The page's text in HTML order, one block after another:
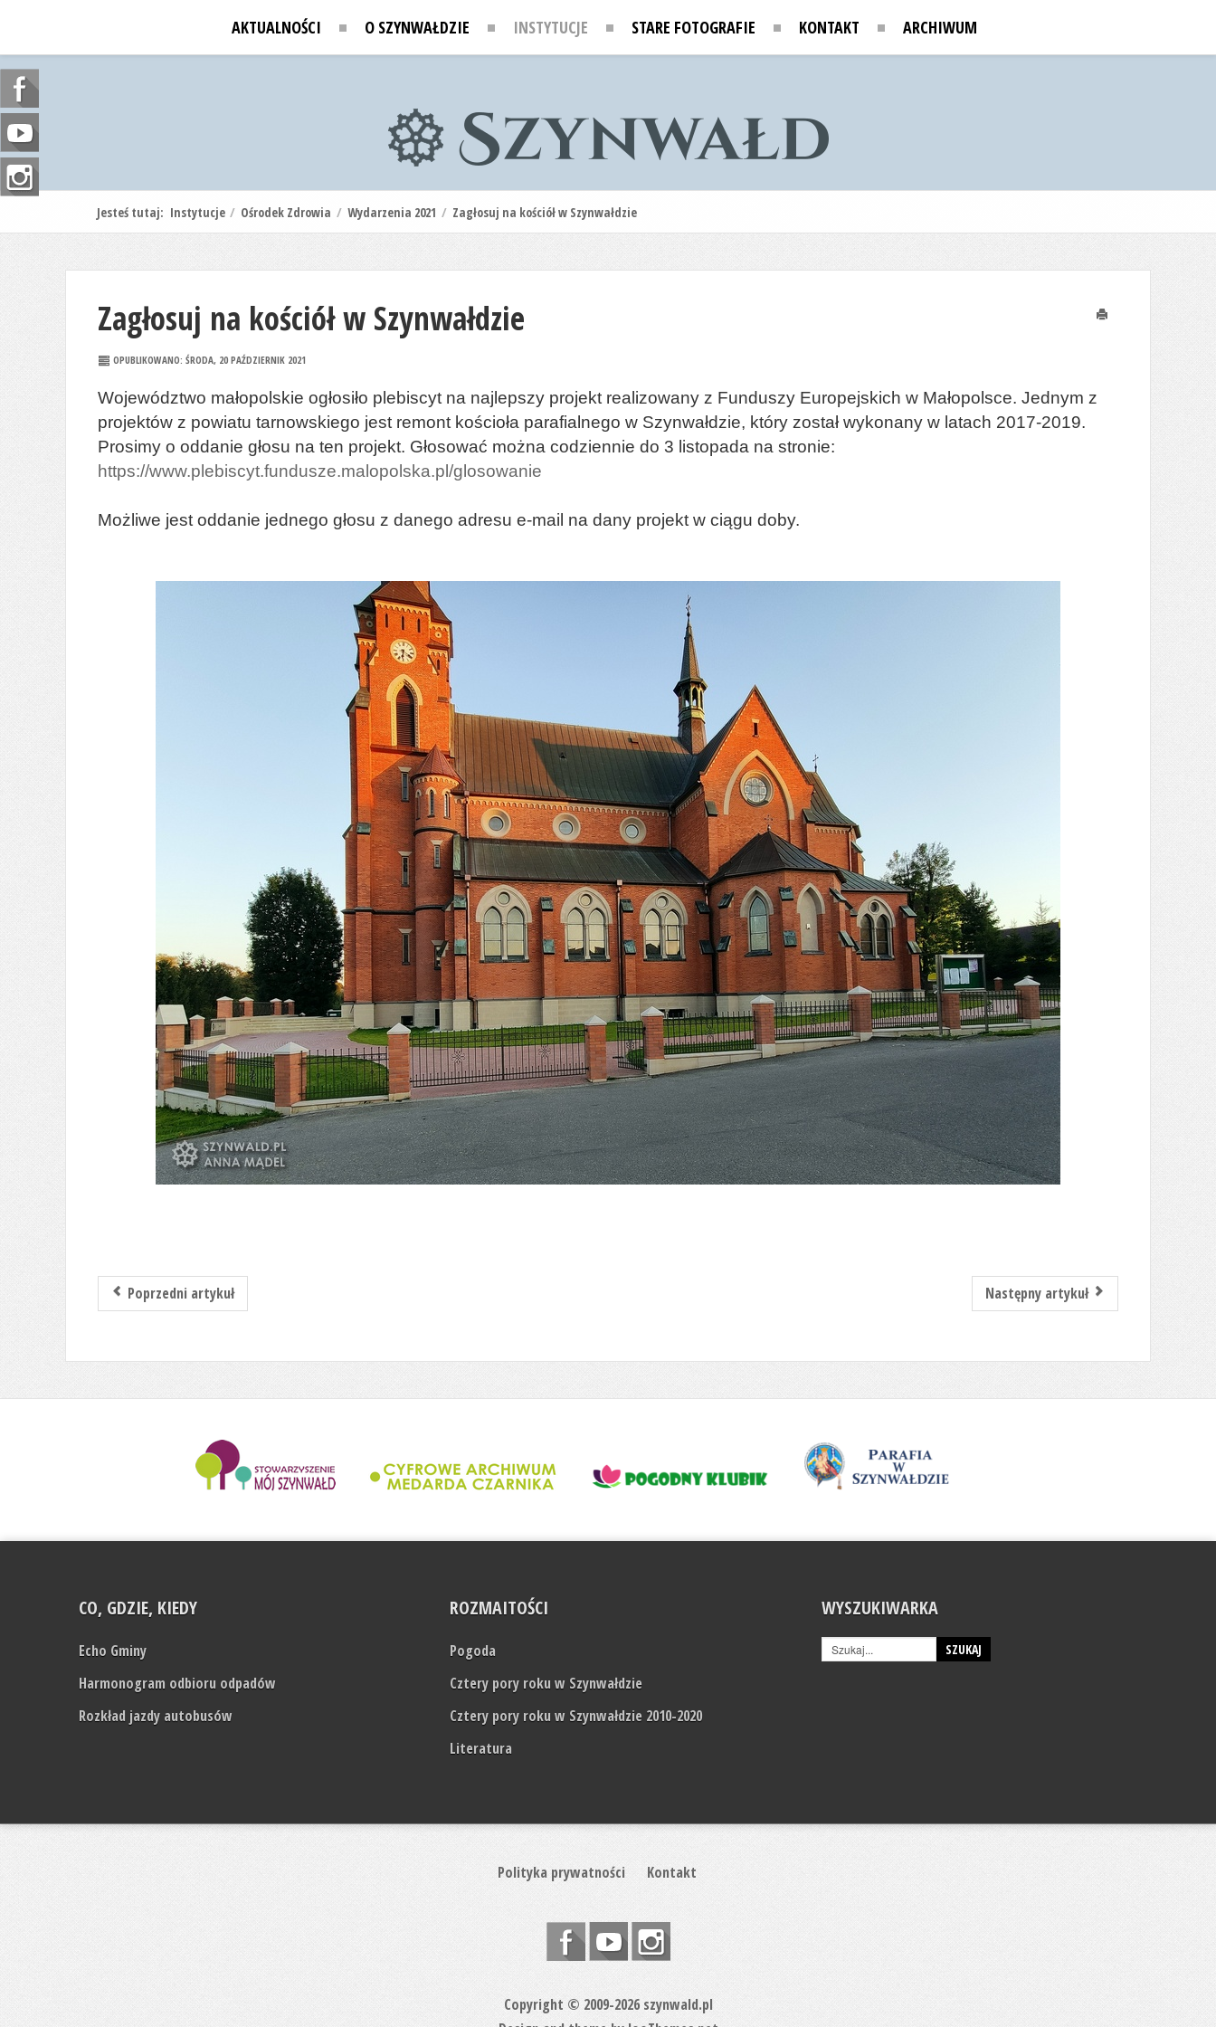
AKTUALNOŚCI O SZYNWAŁDZIE INSTYTUCJE STARE FOTOGRAFIE KONTAKT ARCHIWUM
Jesteś tutaj: Instytucje / Ośrodek Zdrowia / Wydarzenia 2021 / Zagłosuj na kościół w Szynwałdzie
Zagłosuj na kościół w Szynwałdzie
OPUBLIKOWANO: ŚRODA, 20 PAŹDZIERNIK 2021
Województwo małopolskie ogłosiło plebiscyt na najlepszy projekt realizowany z Funduszy Europejskich w Małopolsce. Jednym z
projektów z powiatu tarnowskiego jest remont kościoła parafialnego w Szynwałdzie, który został wykonany w latach 2017-2019.
Prosimy o oddanie głosu na ten projekt. Głosować można codziennie do 3 listopada na stronie:
https://www.plebiscyt.fundusze.malopolska.pl/glosowanie
Możliwe jest oddanie jednego głosu z danego adresu e-mail na dany projekt w ciągu doby.
Poprzedni artykuł Następny artykuł
CO, GDZIE, KIEDY
Echo Gminy
Harmonogram odbioru odpadów
Rozkład jazdy autobusów
ROZMAITOŚCI
Pogoda
Cztery pory roku w Szynwałdzie
Cztery pory roku w Szynwałdzie 2010-2020
Literatura
WYSZUKIWARKA
SZUKAJ
Polityka prywatności Kontakt
Copyright © 2009-2026 szynwald.pl